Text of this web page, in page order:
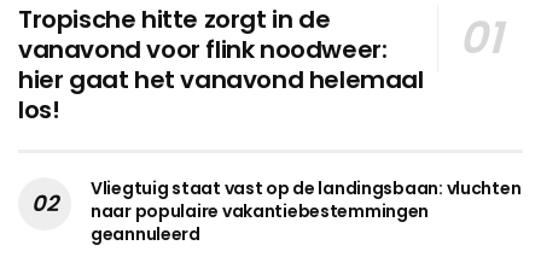
Tropische hitte zorgt in de
vanavond voor flink noodweer:
hier gaat het vanavond helemaal
los!
Vliegtuig staat vast op de landingsbaan: vluchten
naar populaire vakantiebestemmingen
geannuleerd